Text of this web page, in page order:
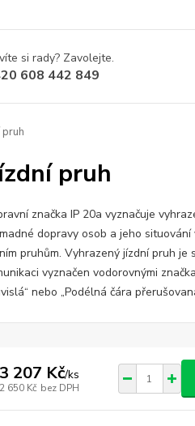
si rady? Zavolejte.
608 442 849
pruh
značka IP 20a vyznačuje
dopravy osob a jeho
pruhům. Vyhrazený jízdní pruh je
vyznačen vodorovnými
nebo „Podélná čára
3 207 Kč/ks
2 650 Kč bez DPH